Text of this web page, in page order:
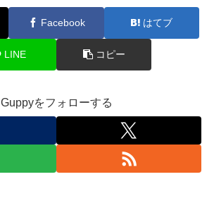
Facebook はてブ
LINE コピー
Guppyをフォローする